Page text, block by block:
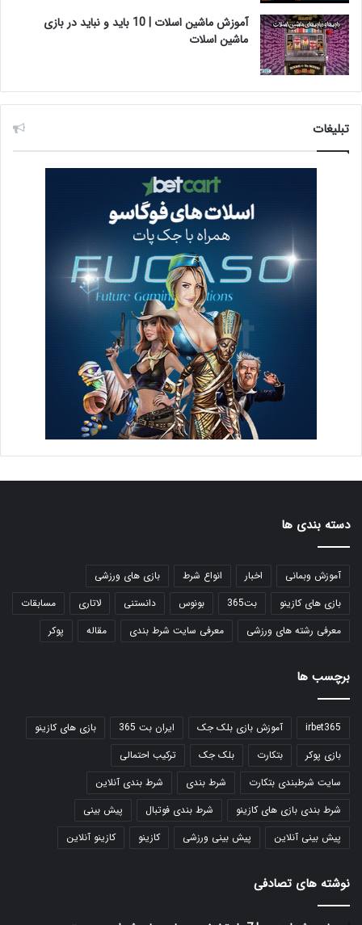
آموزش ماشین اسلات | 10 باید و نباید در بازی
ماشین اسلات
تبلیغات
دسته بندی ها
آموزش وبمانی اخبار انواع شرط
بازی های ورزشی
بازی های کازینو
بت365 بونوس دانستنی لاتاری
مسابقات
معرفی رشته های ورزشی
معرفی سایت شرط بندی مقاله پوکر
برچسب ها
irbet365 آموزش بازی بلک جک ایران بت 365
بازی های کازینو
بازی پوکر
بتکارت بلک جک
ترکیب احتمالی
سایت شرطبندی بتکارت
شرط بندی
شرط بندی آنلاین
شرط بندی بازی های کازینو
شرط بندی فوتبال
پیش بینی
پیش بینی آنلاین
پیش بینی ورزشی کازینو کازینو آنلاین
نوشته های تصادفی